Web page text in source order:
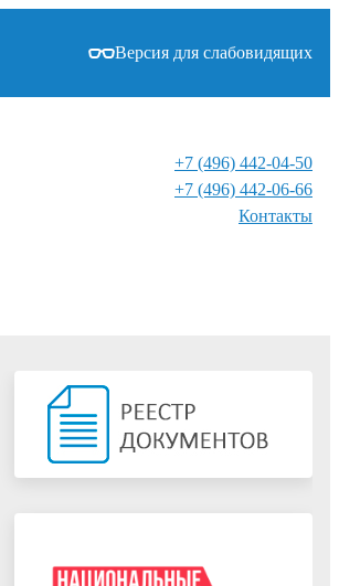
Версия для слабовидящих
+7 (496) 442-04-50
+7 (496) 442-06-66
Контакты⁠